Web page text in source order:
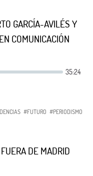
GARCÍA-AVILÉS Y
COMUNICACIÓN
#FUTURO #PERIODISMO
DE MADRID